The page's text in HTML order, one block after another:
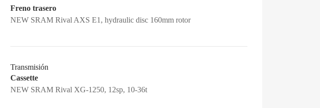
Freno trasero
NEW SRAM Rival AXS E1, hydraulic disc 160mm rotor
Transmisión
Cassette
NEW SRAM Rival XG-1250, 12sp, 10-36t